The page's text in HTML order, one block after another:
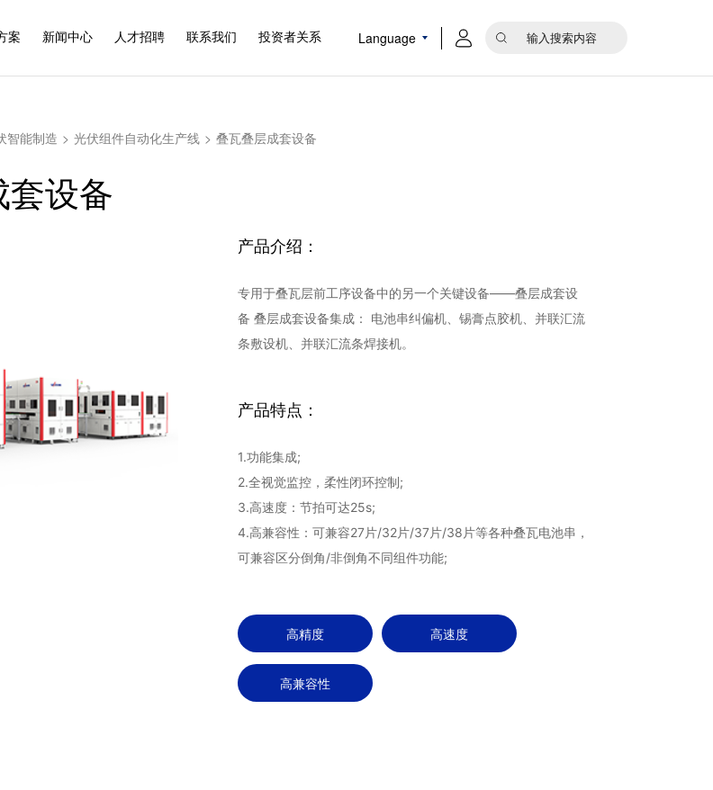
案 新闻中心 人才招聘 联系我们 投资者关系 Language
智能制造 > 光伏组件自动化生产线 > 叠瓦叠层成套设备
套设备
产品介绍：
专用于叠瓦层前工序设备中的另一个关键设备——叠层成套设
备 叠层成套设备集成： 电池串纠偏机、锡膏点胶机、并联汇流
条敷设机、并联汇流条焊接机。
产品特点：
1.功能集成;
2.全视觉监控，柔性闭环控制;
3.高速度：节拍可达25s;
4.高兼容性：可兼容27片/32片/37片/38片等各种叠瓦电池串，
可兼容区分倒角/非倒角不同组件功能;
高精度 高速度
高兼容性